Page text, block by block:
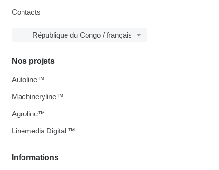
Contacts
République du Congo / français
Informations
Nos projets
Autoline™
Machineryline™
Agroline™
Linemedia Digital ™